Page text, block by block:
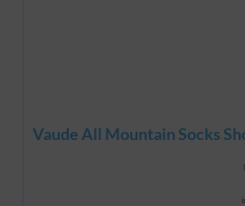
Vaude All Mountain Socks